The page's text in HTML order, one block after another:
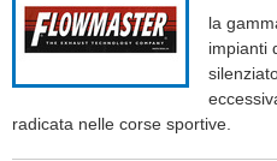
la
impianti
radicata nelle corse sportive.